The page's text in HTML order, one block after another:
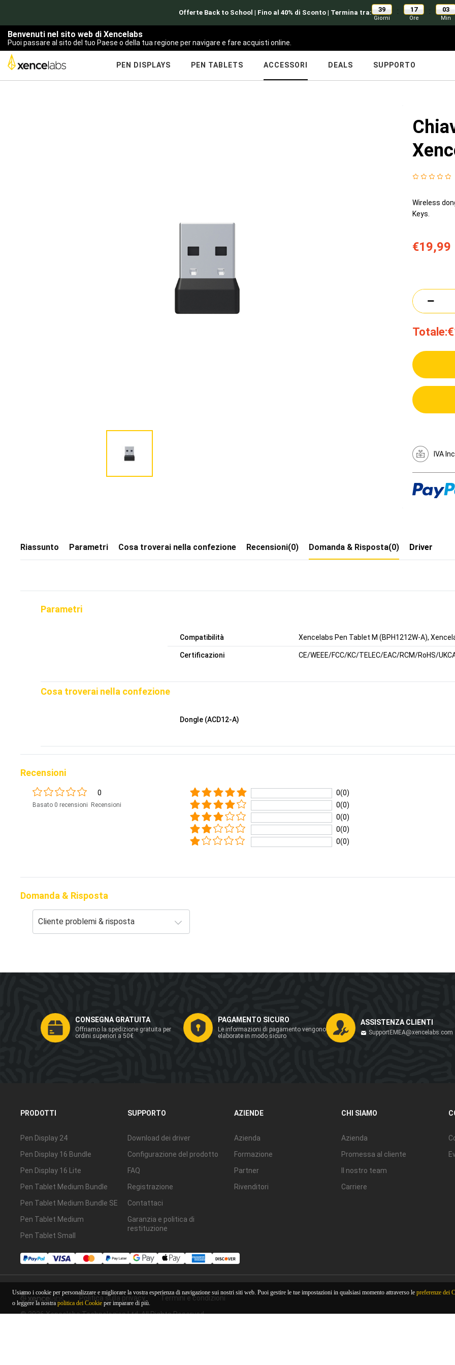
Offerte Back to School | Fino al 40% di Sconto | Termina tra: 39
Giorni
: 17
Ore
: 03
Min
Benvenuti nel sito web di Xencelabs
Puoi passare al sito del tuo Paese o della tua regione per navigare e fare acquisti online.
PEN DISPLAYS PEN TABLETS ACCESSORI DEALS SUPPORTO
Wireless
Keys.
€19,99
Totale:
IVA
Riassunto Parametri Cosa troverai nella confezione Recensioni(0) Domanda & Risposta(0) Driver
Parametri
Compatibilità Xencelabs Pen Tablet M (BPH1212W-A),
Certificazioni CE/WEEE/FCC/KC/TELEC/EAC/RCM/RoHS/
Cosa troverai nella confezione
Dongle (ACD12-A)
Recensioni
0
Basato 0 recensioni Recensioni
0(0)
0(0)
0(0)
0(0)
0(0)
Domanda & Risposta
CONSEGNA GRATUITA
Offriamo la spedizione gratuita per
ordini superiori a 50€
PAGAMENTO SICURO
Le informazioni di pagamento vengono
elaborate in modo sicuro
ASSISTENZA CLIENTI
SupportEMEA@xencelabs.com
PRODOTTI
Pen Display 24
Pen Display 16 Bundle
Pen Display 16 Lite
Pen Tablet Medium Bundle
Pen Tablet Medium Bundle SE
Pen Tablet Medium
Pen Tablet Small
SUPPORTO
Download dei driver
Configurazione del prodotto
FAQ
Registrazione
Contattaci
Garanzia e politica di
restituzione
AZIENDE
Azienda
Formazione
Partner
Rivenditori
CHI SIAMO
Azienda
Promessa al cliente
Il nostro team
Carriere
Politica sulla privacy
Termini e condizioni
© 2026 Xencelabs Technologies Ltd. All Rights Reserved.
Usiamo i cookie per personalizzare e migliorare la vostra esperienza di navigazione sui nostri siti web. Puoi gestire le tue impostazioni in qualsiasi momento attraverso le preferenze dei
o leggere la nostrapolitica dei Cookie per imparare di più.